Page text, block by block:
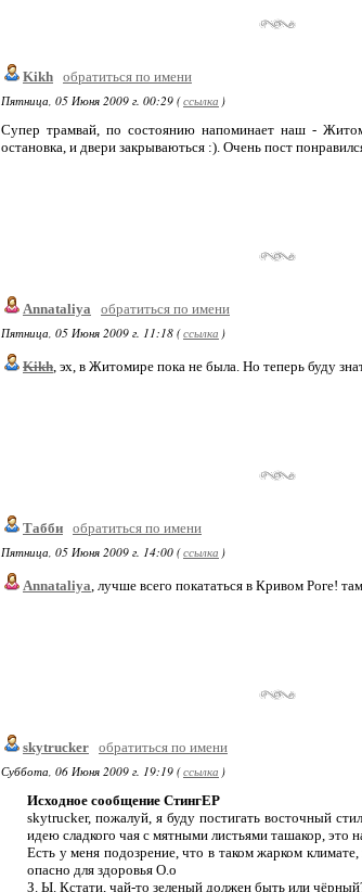
Kikh обратиться по имени
Пятница, 05 Июня 2009 г. 00:29 (ссылка )
Супер трамвай, по состоянию напоминает наш -
остановка, и двери закрываються :). Очень пост
Annataliya
обратиться по имени
Пятница, 05 Июня 2009 г. 11:18 (ссылка )
Kikh, эх, в Житомире пока не была. Но теперь буду
Табби обратиться по имени
Пятница, 05 Июня 2009 г. 14:00 (ссылка )
Annataliya, лучше всего покататься в Кривом Роге!
skytrucker обратиться по имени
Суббота, 06 Июня 2009 г. 19:19 (ссылка )
Исходное сообщение СтингЕР
skytrucker, пожалуй, я буду постигать восточный
идею сладкого чая с мятными листьями ташакор, это
Есть у меня подозрение, что в таком жарком
опасно для здоровья О.о
З. Ы. Кстати, чай-то зеленый должен быть или